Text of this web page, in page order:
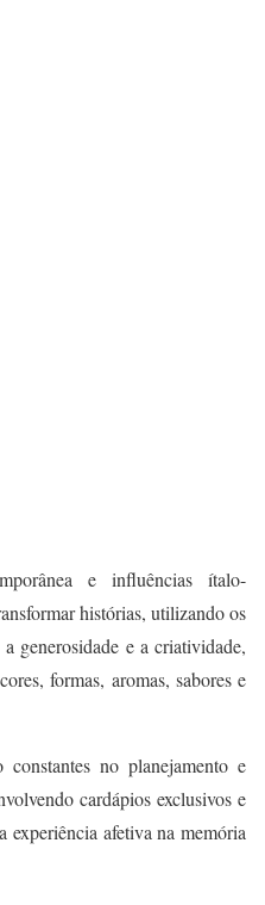
e influências ítalo-
histórias, utilizando os
generosidade e a criatividade,
formas, aromas, sabores e
no planejamento e
cardápios exclusivos e
afetiva na memória